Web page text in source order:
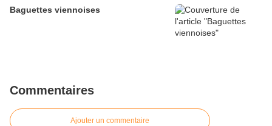
Baguettes viennoises
Commentaires
Ajouter un commentaire